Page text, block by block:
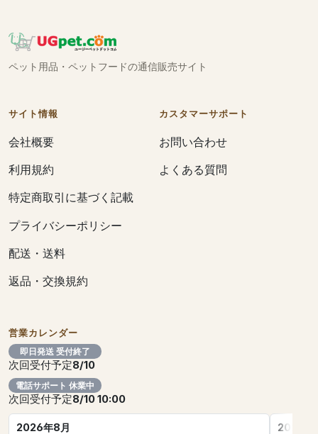
ペット用品・ペットフードの通信販売サイト
サイト情報
会社概要
利用規約
特定商取引に基づく記載
プライバシーポリシー
配送・送料
返品・交換規約
カスタマーサポート
お問い合わせ
よくある質問
営業カレンダー
即日発送 受付終了
次回受付予定8/10
電話サポート 休業中
次回受付予定8/10 10:00
2026年8月 2026年